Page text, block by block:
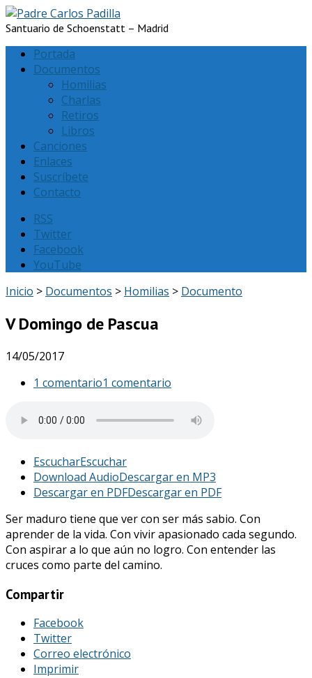
Santuario de Schoenstatt – Madrid
Portada
Documentos
Homilias
Charlas
Retiros
Libros
Canciones
Enlaces
Suscríbete
Contacto
RSS
Twitter
Facebook
YouTube
Inicio > Documentos > Homilias > Documento
V Domingo de Pascua
14/05/2017
1 comentario1 comentario
EscucharEscuchar
Download AudioDescargar en MP3
Descargar en PDFDescargar en PDF
Ser maduro tiene que ver con ser más sabio. Con
aprender de la vida. Con vivir apasionado cada segundo.
Con aspirar a lo que aún no logro. Con entender las
cruces como parte del camino.
Compartir
Facebook
Twitter
Correo electrónico
Imprimir